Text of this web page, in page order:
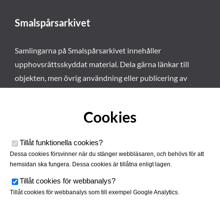
Smalspårsarkivet
Samlingarna på Smalspårsarkivet innehåller
upphovsrättsskyddat material. Dela gärna länkar till
objekten, men övrig användning eller publicering av
Cookies
Tillåt funktionella cookies?
Dessa cookies försvinner när du stänger webbläsaren, och behövs för att
hemsidan ska fungera. Dessa cookies är tillåtna enligt lagen.
Tillåt cookies för webbanalys?
Tillåt cookies för webbanalys som till exempel Google Analytics.